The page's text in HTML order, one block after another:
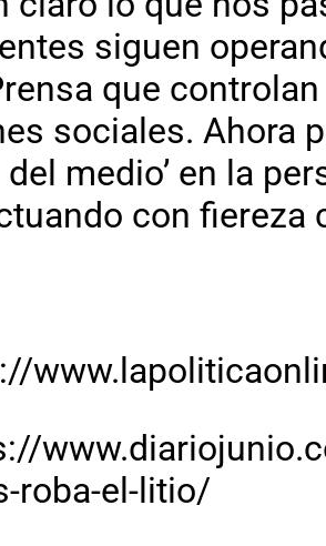
siguen
que
sociales. Ahora
del medio’ en la
con fiereza
roba-el-litio/